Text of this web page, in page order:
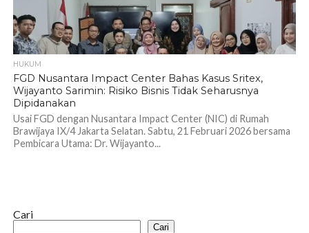
HUKUM
FGD Nusantara Impact Center Bahas Kasus Sritex,
Wijayanto Sarimin: Risiko Bisnis Tidak Seharusnya
Dipidanakan
Usai FGD dengan Nusantara Impact Center (NIC) di Rumah
Brawijaya IX/4 Jakarta Selatan. Sabtu, 21 Februari 2026 bersama
Pembicara Utama: Dr. Wijayanto...
Cari
Cari